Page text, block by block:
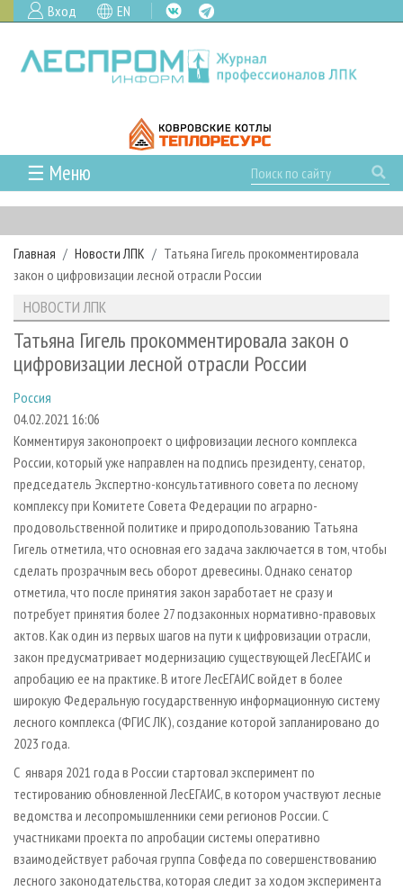
Вход EN
☰ Меню
ГЛАВНАЯ
РУБРИКИ И ТЕМЫ
РУБРИКИ ЖУРНАЛА
ЛЕСОЗАГОТОВКА
ЛЕСОПИЛЕНИЕ
СУШКА ДРЕВЕСИНЫ
ПРОИЗВОДСТВО ДРЕВЕСНЫХ ПЛИТ
ДЕРЕВЯННОЕ ДОМОСТРОЕНИЕ
ПРОИЗВОДСТВО МЕБЕЛИ
БИОЭНЕРГЕТИКА
ЦБП
ИНСТРУМЕНТ И МАТЕРИАЛЫ
НОВОСТИ
НОВОСТИ ЛПК
НОВОСТИ ЖУРНАЛА
ПРОЕКТЫ ЛПИ
АНАЛИТИКА
ПРЕДПРИЯТИЯ ЛПК
ПЕРСОНЫ
МОБИЛЬНЫЕ ВЫСТАВКИ
ОФИЦИАЛЬНЫЕ ДЕЛЕГАЦИИ
ПРИОРИТЕТНЫЕ ИНВЕСТПРОЕКТЫ
RUSSIAN FORESTRY REVIEW
ГАЗЕТА ЛЕСПРОМФОРУМ
БИБЛИОТЕКА СПЕЦИАЛИСТА
АРХИВ ЖУРНАЛОВ
О ЖУРНАЛЕ
КОНТАКТЫ
РЕКЛАМОДАТЕЛЯМ
РЕКЛАМА
РЕКЛАМА НА САЙТЕ
Главная Новости ЛПК
Татьяна Гигель прокомментировала
закон о цифровизации лесной отрасли России
НОВОСТИ ЛПК
Татьяна Гигель прокомментировала закон о
цифровизации лесной отрасли России
Россия
04.02.2021 16:06
Комментируя законопроект о цифровизации лесного комплекса
России, который уже направлен на подпись президенту, сенатор,
председатель Экспертно-консультативного совета по лесному
комплексу при Комитете Совета Федерации по аграрно-
продовольственной политике и природопользованию Татьяна
Гигель отметила, что основная его задача заключается в том, чтобы
сделать прозрачным весь оборот древесины. Однако сенатор
отметила, что после принятия закон заработает не сразу и
потребует принятия более 27 подзаконных нормативно-правовых
актов. Как один из первых шагов на пути к цифровизации отрасли,
закон предусматривает модернизацию существующей ЛесЕГАИС и
апробацию ее на практике. В итоге ЛесЕГАИС войдет в более
широкую Федеральную государственную информационную систему
лесного комплекса (ФГИС ЛК), создание которой запланировано до
2023 года.
С января 2021 года в России стартовал эксперимент по
тестированию обновленной ЛесЕГАИС, в котором участвуют лесные
ведомства и лесопромышленники семи регионов России. С
участниками проекта по апробации системы оперативно
взаимодействует рабочая группа Совфеда по совершенствованию
лесного законодательства, которая следит за ходом эксперимента